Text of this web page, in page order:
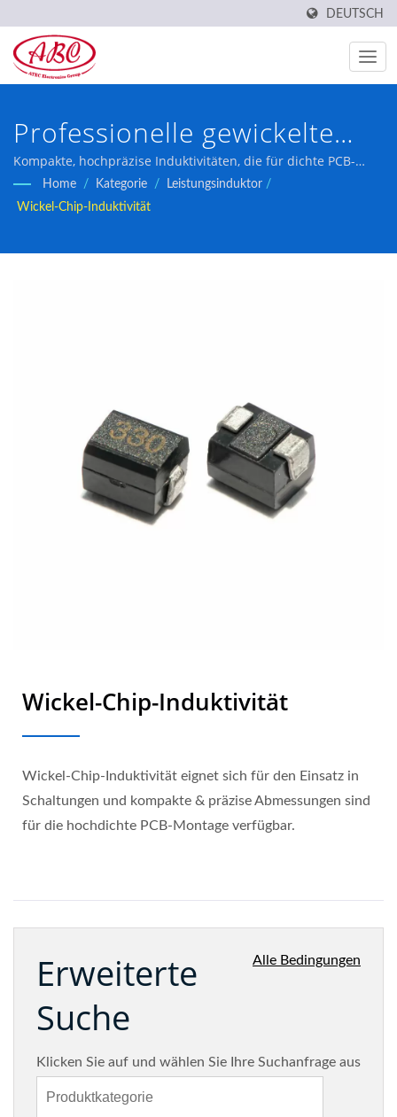
DEUTSCH
Professionelle gewickelte
Chip-Induktivitäten mit
IATF16949-Zertifizierung.
Kompakte, hochpräzise Induktivitäten, die für dichte PCB-
Baugruppen mit überlegener Zuverlässigkeit für Automobil-
und Industrieanwendungen entwickelt wurden.
Home / Kategorie / Leistungsinduktor /
Wickel-Chip-Induktivität
Wickel-Chip-Induktivität
Wickel-Chip-Induktivität eignet sich für den Einsatz in
Schaltungen und kompakte & präzise Abmessungen sind
für die hochdichte PCB-Montage verfügbar.
Alle Bedingungen
Erweiterte
Suche
Klicken Sie auf und wählen Sie Ihre Suchanfrage aus